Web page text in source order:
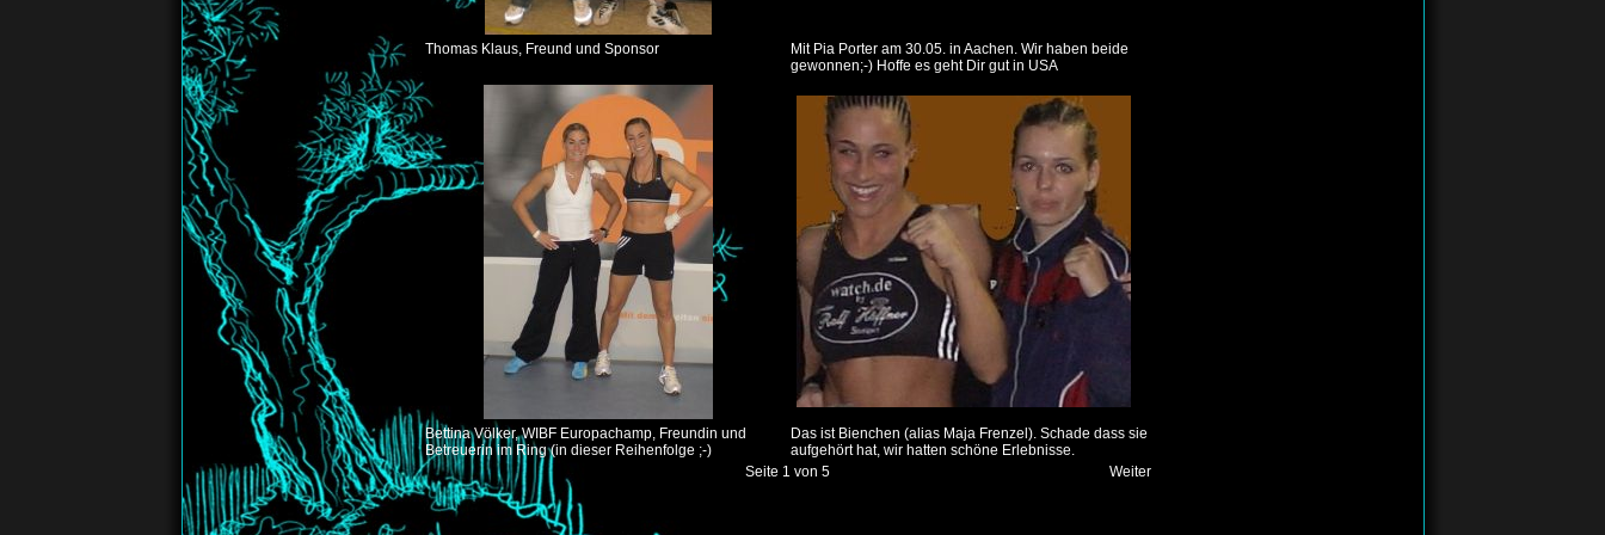
Thomas Klaus, Freund und Sponsor
Mit Pia Porter am 30.05. in Aachen. Wir haben beide
gewonnen;-) Hoffe es geht Dir gut in USA
Bettina Völker, WIBF Europachamp, Freundin und
Betreuerin im Ring (in dieser Reihenfolge ;-)
Das ist Bienchen (alias Maja Frenzel). Schade dass sie
aufgehört hat, wir hatten schöne Erlebnisse.
Seite 1 von 5
Weiter